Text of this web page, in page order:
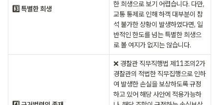
3️⃣ 특별한 희생
한 희생으로 보기 어렵습니다. 다만,
교통 통제로 인해 하객 대부분이 참
석 불가한 상황이 발생하였다면, 일
반적인 한도를 넘는 특별한 희생으
로 볼 여지가 없지는 않습니다.
❌ 경찰관 직무직행법 제11조의2가
경찰관의 적법한 직무집행으로 인하
여 발생한 손실을 보상하도록 규정
하고 있어 해당 사안에 적용가능하